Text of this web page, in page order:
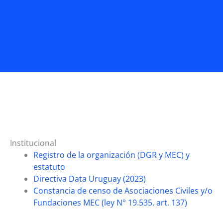
Institucional
Registro de la organización (DGR y MEC) y
estatuto
Directiva Data Uruguay (2023)
Constancia de censo de Asociaciones Civiles y/o
Fundaciones MEC (ley N° 19.535, art. 137)